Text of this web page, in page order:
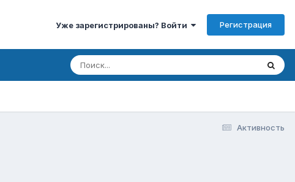
Уже зарегистрированы? Войти Регистрация
Активность